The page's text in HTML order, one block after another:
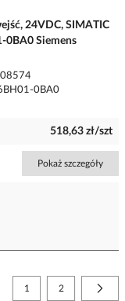
24VDC, SIMATIC
0BA0 Siemens
0BA0
518,63 zł/szt
Pokaż szczegóły
Strona
Aktualnie czytasz stronę
1 Strona
2